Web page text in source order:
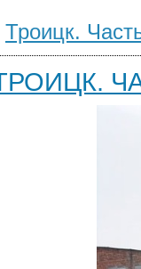
Троицк.